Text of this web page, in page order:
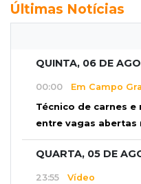
Últimas Notícias
QUINTA, 06 DE
00:00 Em Campo
Técnico de carnes
entre vagas abertas
QUARTA, 05 DE
23:55 Vídeo